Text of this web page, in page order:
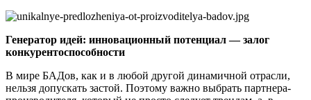
Генератор идей: инновационный потенциал — залог
конкурентоспособности
В мире БАДов, как и в любой другой динамичной отрасли,
нельзя допускать застой. Поэтому важно выбрать партнера-